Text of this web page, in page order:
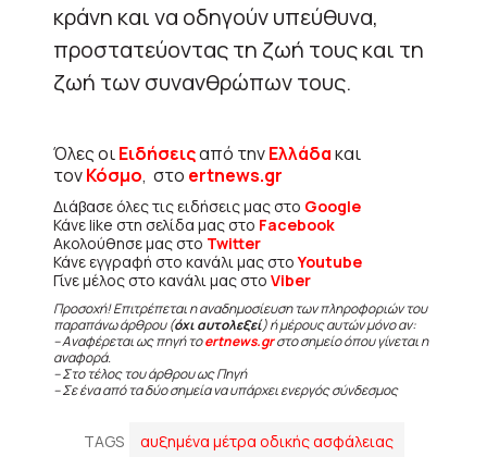
κράνη και να οδηγούν υπεύθυνα,
προστατεύοντας τη ζωή τους και τη
ζωή των συνανθρώπων τους.
Όλες οιΕιδήσειςαπό τηνΕλλάδακαι
τονΚόσμο, στο ertnews.gr
Διάβασε όλες τις ειδήσεις μας στο Google
Κάνε like στη σελίδα μας στο Facebook
Ακολούθησε μας στο Twitter
Κάνε εγγραφή στο κανάλι μας στοYoutube
Γίνε μέλος στο κανάλι μας στο Viber
Προσοχή! Επιτρέπεται η αναδημοσίευση των πληροφοριών του
παραπάνω άρθρου (όχι αυτολεξεί) ή μέρους αυτών μόνο αν:
– Αναφέρεται ως πηγή τοertnews.grστο σημείο όπου γίνεται η
αναφορά.
– Στο τέλος του άρθρου ως Πηγή
– Σε ένα από τα δύο σημεία να υπάρχει ενεργός σύνδεσμος
TAGS αυξημένα μέτρα οδικής ασφάλειας